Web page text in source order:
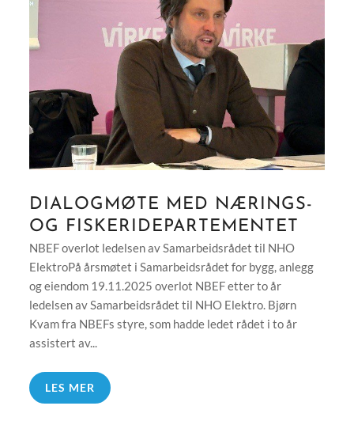
DIALOGMØTE MED NÆRINGS-
OG FISKERIDEPARTEMENTET
NBEF overlot ledelsen av Samarbeidsrådet til NHO
ElektroPå årsmøtet i Samarbeidsrådet for bygg, anlegg
og eiendom 19.11.2025 overlot NBEF etter to år
ledelsen av Samarbeidsrådet til NHO Elektro. Bjørn
Kvam fra NBEFs styre, som hadde ledet rådet i to år
assistert av...
LES MER